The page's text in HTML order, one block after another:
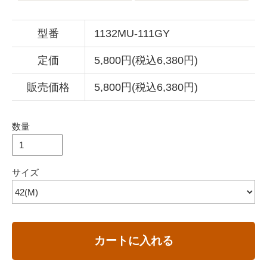
型番 1132MU-111GY
定価 5,800円(税込6,380円)
販売価格 5,800円(税込6,380円)
数量
サイズ
カートに入れる